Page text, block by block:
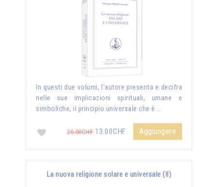
In questi due volumi, l’autore presenta e decifra
nelle sue implicazioni spirituali, umane e
simboliche, il principio universale che è …
26.00CHF 13.00CHF Aggiungere
La nuova religione solare e universale (II)